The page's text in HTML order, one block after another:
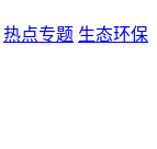
热点专题 生态环保